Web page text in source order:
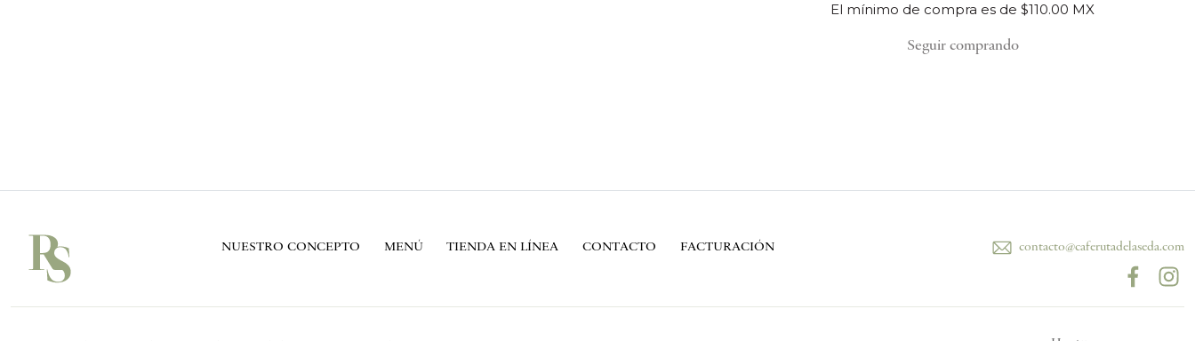
El mínimo de compra es de $110.00 MX
Seguir comprando
NUESTRO CONCEPTO MENÚ TIENDA EN LÍNEA CONTACTO FACTURACIÓN contacto@caferutadelaseda.com